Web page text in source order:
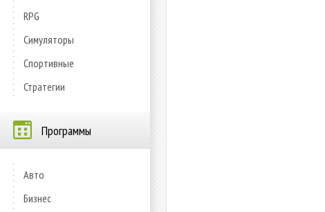
RPG
Симуляторы
Спортивные
Стратегии
Программы
Авто
Бизнес